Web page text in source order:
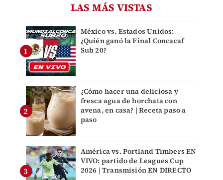
LAS MÁS VISTAS
México vs. Estados Unidos:
¿Quién ganó la Final Concacaf
Sub 20?
¿Cómo hacer una deliciosa y
fresca agua de horchata con
avena, en casa? | Receta paso a
paso
América vs. Portland Timbers EN
VIVO: partido de Leagues Cup
2026 | Transmisión EN DIRECTO